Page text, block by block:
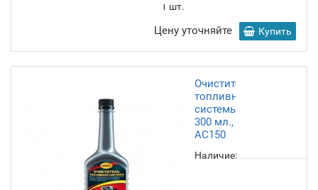
1 шт.
Цену уточняйте Купить
Очиститель
топливной
системы,
300 мл.,
AC150
Наличие: